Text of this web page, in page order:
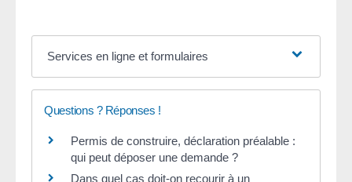
Services en ligne et formulaires
Questions ? Réponses !
Permis de construire, déclaration préalable :
qui peut déposer une demande ?
Dans quel cas doit-on recourir à un